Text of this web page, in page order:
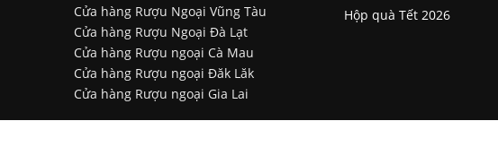
Cửa hàng Rượu Ngoại Vũng Tàu
Cửa hàng Rượu Ngoại Đà Lạt
Cửa hàng Rượu ngoại Cà Mau
Cửa hàng Rượu ngoại Đăk Lăk
Cửa hàng Rượu ngoại Gia Lai
Hộp quà Tết 2026